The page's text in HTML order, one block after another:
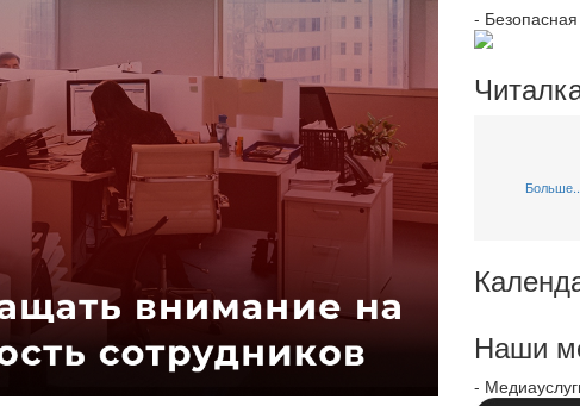
-
Наши
-